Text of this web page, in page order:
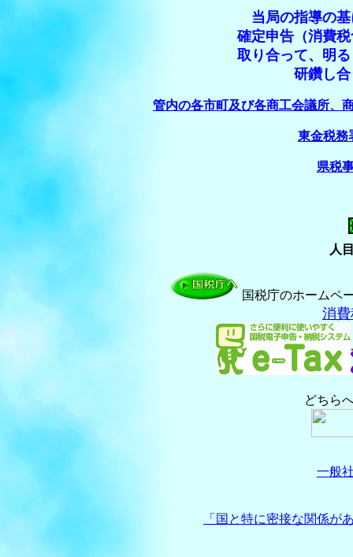
当局の指導の
確定申告（消費
取り合って、明
研鑽し
管内の各市町及び各商工会議所、
東金税務
県税
人
国税庁のホームペ
消
どちら
一般
「国と特に密接な関係が